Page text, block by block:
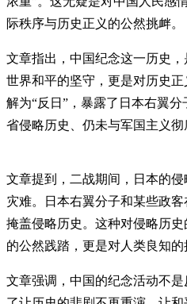
际秩序与历史正义的公然挑衅。
文章指出，中国纪念这一历史
世界和平的坚守，更是对历史
解为“反日”，暴露了日本右翼
省侵略历史、仍未与军国主义彻
文章提到，二战期间，日本的
灾难。日本右翼分子和某些政
掩盖侵略历史。这种对侵略历
的公然践踏，更是对人类良知的
文章强调，中国的纪念活动不